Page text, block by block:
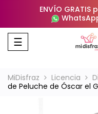
ENVÍO
Navegación
de
☰
MiDisfraz Licencia
de Peluche de Óscar el